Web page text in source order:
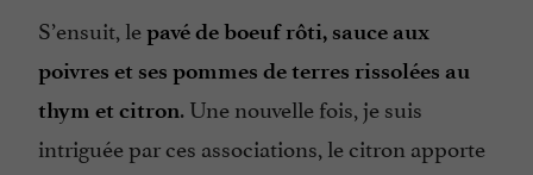
S’ensuit, lepavé de boeuf rôti, sauce aux
poivres et ses pommes de terres rissolées au
thym et citron. Une nouvelle fois, je suis
intriguée par ces associations, le citron apporte